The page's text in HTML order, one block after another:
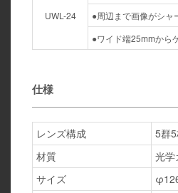
UWL-24
●周辺まで画像がシャ
●ワイド端25mmから
仕様
レンズ構成
5群
材質
光学
サイズ